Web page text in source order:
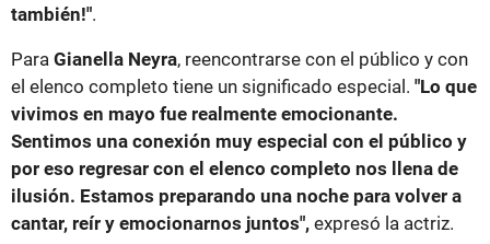
también!".
Para Gianella Neyra, reencontrarse con el público y con
el elenco completo tiene un significado especial. "Lo que
vivimos en mayo fue realmente emocionante.
Sentimos una conexión muy especial con el público y
por eso regresar con el elenco completo nos llena de
ilusión. Estamos preparando una noche para volver a
cantar, reír y emocionarnos juntos", expresó la actriz.